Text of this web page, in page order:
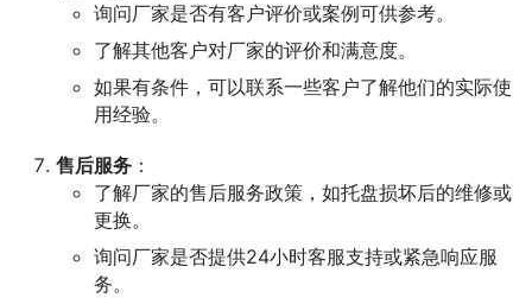
询问厂家是否有客户评价或案例可供参考。
了解其他客户对厂家的评价和满意度。
如果有条件，可以联系一些客户了解他们的实际使
用经验。
售后服务 ：
了解厂家的售后服务政策，如托盘损坏后的维修或
更换。
询问厂家是否提供24小时客服支持或紧急响应服
务。